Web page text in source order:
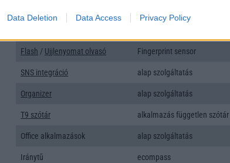
Data Deletion Data Access Privacy Policy
Flash / Ujjlenyomat olvasó Fingerprint sensor
SNS integráció alap szolgáltatás
Organizer alap szolgáltatás
T9 szótár alkalmazás független szótár
Office alkalmazások alap szolgáltatás
Iránytũ ecompass